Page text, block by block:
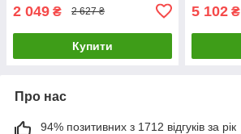
2 049 ₴ 2 627 ₴
Купити
5 102 ₴
Про нас
94% позитивних з 1712 відгуків за рік